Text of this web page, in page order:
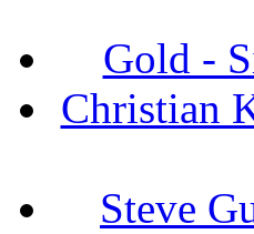
Gold -
Christian
Steve